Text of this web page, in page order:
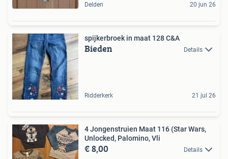
Delden 20 jun 26
spijkerbroek in maat 128 C&A
Bieden Details
Ridderkerk 21 jul 26
4 Jongenstruien Maat 116 (Star Wars,
Unlocked, Palomino, Vli
€ 8,00 Details